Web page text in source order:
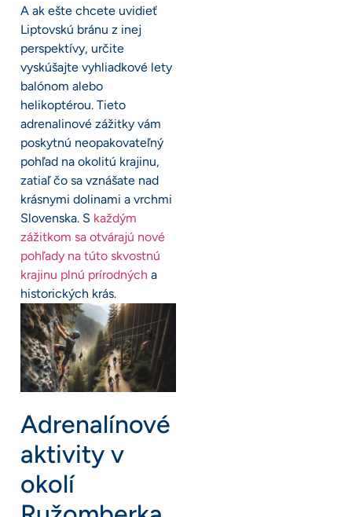
A ak ešte chcete uvidieť
Liptovskú bránu z inej
perspektívy, určite
vyskúšajte vyhliadkové lety
balónom alebo
helikoptérou. Tieto
adrenalinové zážitky vám
poskytnú neopakovateľný
pohľad na okolitú krajinu,
zatiaľ čo sa vznášate nad
krásnymi dolinami a vrchmi
Slovenska. S každým
zážitkom sa otvárajú nové
pohľady na túto skvostnú
krajinu plnú prírodných a
historických krás.
Adrenalínové
aktivity v
okolí